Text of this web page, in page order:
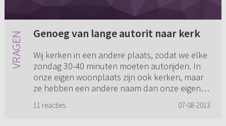
Genoeg van lange autorit naar kerk
Wij kerken in een andere plaats, zodat we elke
zondag 30-40 minuten moeten autorijden. In
onze eigen woonplaats zijn ook kerken, maar
ze hebben een andere naam dan onze eigen
11 reacties 07-08-2013